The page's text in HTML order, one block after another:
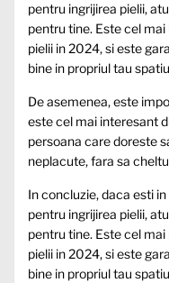
pentru ingrijirea pielii,
pentru tine. Este cel
pielii in 2024, si este
bine in propriul tau
De asemenea, este
este cel mai interesant
persoana care doreste
neplacute, fara sa
In concluzie, daca esti
pentru ingrijirea pielii,
pentru tine. Este cel
pielii in 2024, si este
bine in propriul tau